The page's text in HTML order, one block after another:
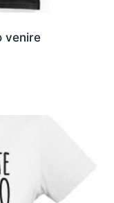
venire